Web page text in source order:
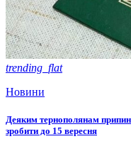
trending_flat
Новини
Деяким тернополянам
зробити до 15 вересня